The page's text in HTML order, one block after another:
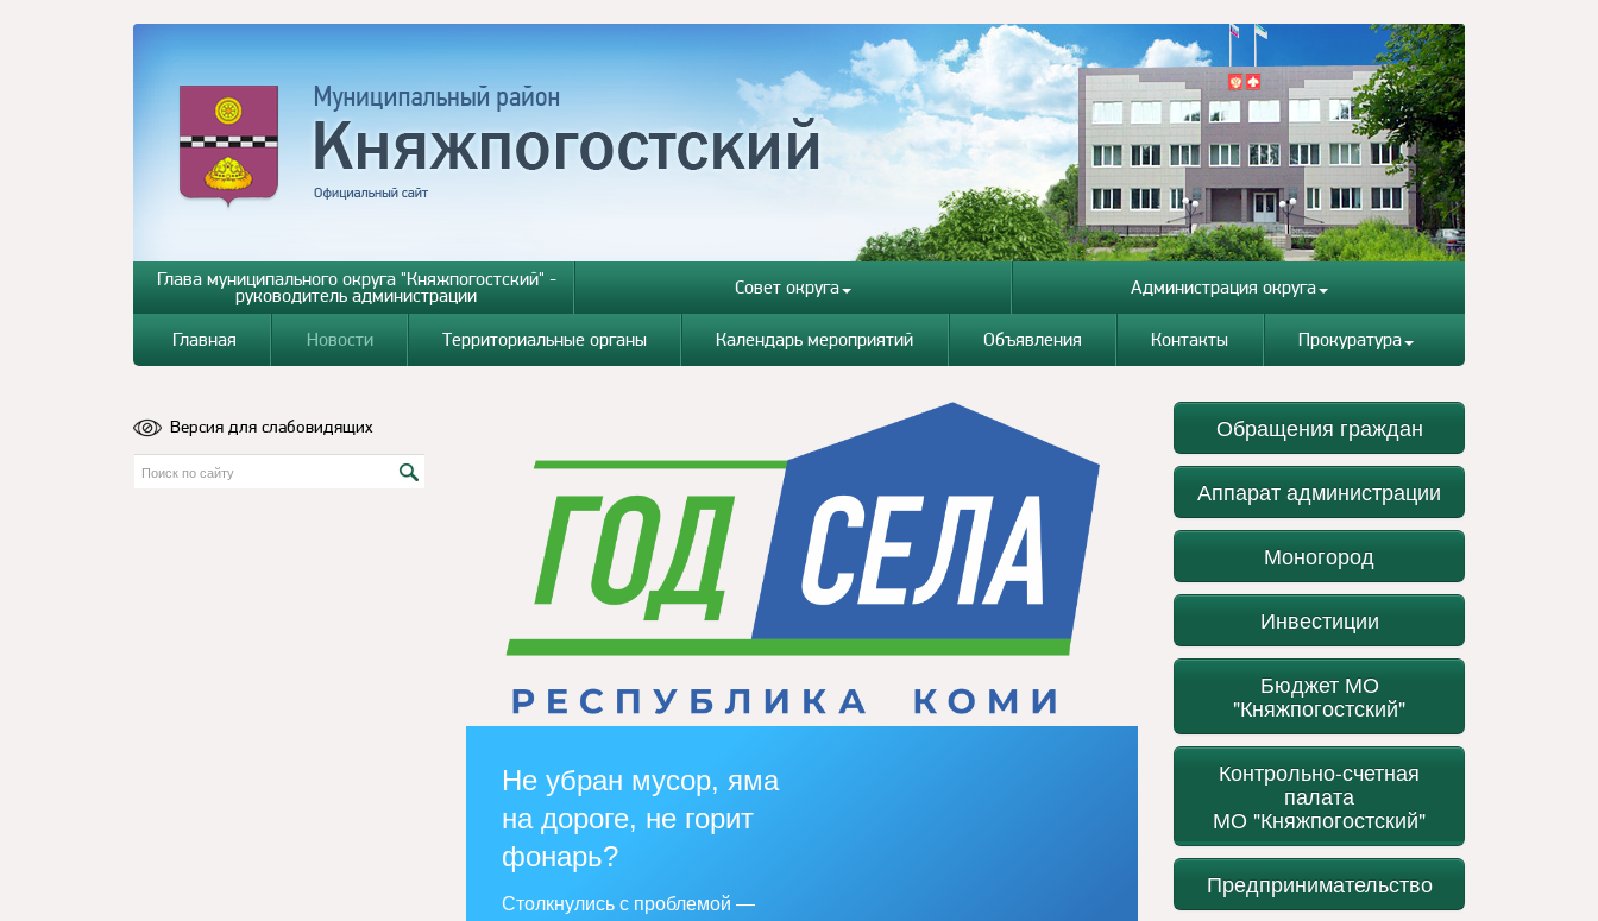
Глава муниципального округа "Княжпогостский" -
руководитель администрации Совет округа Администрация округа
Главная Новости Территориальные органы Календарь мероприятий Объявления Контакты Прокуратура
Версия для слабовидящих
Не убран мусор, яма
на дороге, не горит
фонарь?
Столкнулись с проблемой —
Обращения граждан
Аппарат администрации
Моногород
Инвестиции
Бюджет МО
"Княжпогостский"
Контрольно-счетная
палата
МО "Княжпогостский"
Предпринимательство